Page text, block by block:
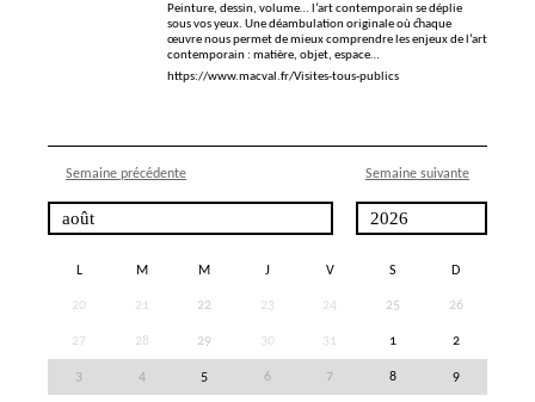
Peinture, dessin, volume… l’art contemporain se déplie
sous vos yeux. Une déambulation originale où chaque
œuvre nous permet de mieux comprendre les enjeux de l’art
contemporain : matière, objet, espace…
https://www.macval.fr/Visites-tous-publics
Semaine précédente Semaine suivante
L M M J V S D
20 21 22 23 24 25 26
27 28 29 30 31 1 2
3 4 5 6 7 8 9